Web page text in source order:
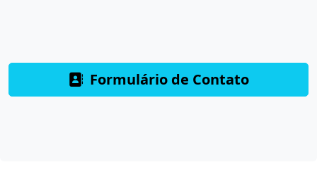
Formulário de Contato